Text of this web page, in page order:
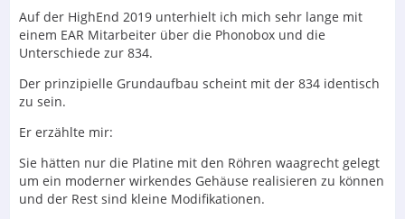
Auf der HighEnd 2019 unterhielt ich mich sehr lange mit
einem EAR Mitarbeiter über die Phonobox und die
Unterschiede zur 834.
Der prinzipielle Grundaufbau scheint mit der 834 identisch
zu sein.
Er erzählte mir:
Sie hätten nur die Platine mit den Röhren waagrecht gelegt
um ein moderner wirkendes Gehäuse realisieren zu können
und der Rest sind kleine Modifikationen.